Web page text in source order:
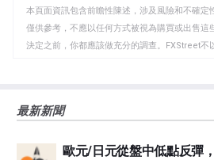
未來幾年該公司的營收將出現極高
的高峰期，納斯達克100指數的市
年中期，該指數的市盈率為25倍。
板
本頁面資訊包含前瞻性陳述，涉及風險和不確定
僅供參考，不應以任何方式被視為購買或出售這
決定之前，你都應該做充分的調查。FXStreet不
觀點，並不代表FXStreet或其廣告商的官方政策
如果文章正文中沒有明確提到，在撰寫本文時，
最新新聞
歐元/日元從盤中低點反彈